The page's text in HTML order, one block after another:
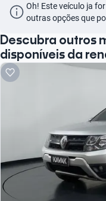
Oh! Este veículo ja
outras opções que
Descubra outros
disponíveis da